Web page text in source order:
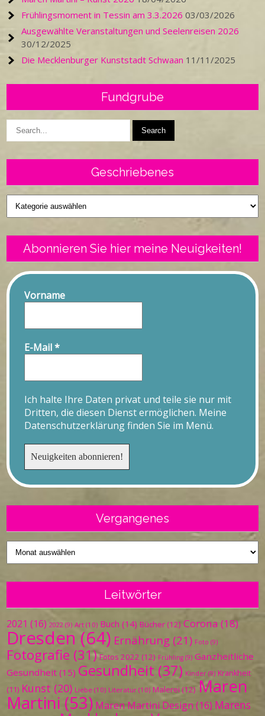
Frühlingsmoment in Tessin am 3.3.2026 03/03/2026
Ausgewählte Veranstaltungen und Seelenreisen 2026
30/12/2025
Die Mecklenburger Kunststadt Schwaan 11/11/2025
Fundgrube
Geschriebenes
Geschriebenes
Abonnieren Sie hier meine Neuigkeiten!
Vorname
E-Mail*
Ich halte Ihre Daten privat und teile sie nur mit
Dritten, die diesen Dienst ermöglichen. Meine
Datenschutzerklärung finden Sie im Menü.
Vergangenes
Vergangenes
Leitwörter
2021 (16) 2022 (9) Art (10) Buch (14) Bücher (12) Corona (18)
Dresden (64) Ernährung (21) Foto (9)
Fotografie (31) Fotos 2022 (12) Frühling (9) Ganzheitliche
Gesundheit (15) Gesundheit (37) Kinder (9) Krankheit
(11) Kunst (20) Liebe (10) Literatur (10) Malerei (12) Maren
Martini (53) Maren Martini Design (16) Marens